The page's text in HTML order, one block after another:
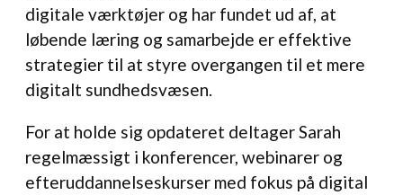
digitale værktøjer og har fundet ud af, at
løbende læring og samarbejde er effektive
strategier til at styre overgangen til et mere
digitalt sundhedsvæsen.
For at holde sig opdateret deltager Sarah
regelmæssigt i konferencer, webinarer og
efteruddannelseskurser med fokus på digital